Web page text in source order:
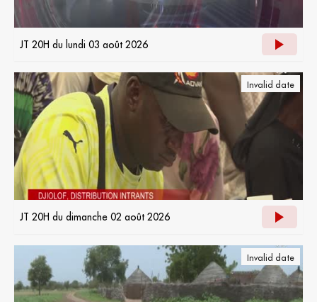
JT 20H du lundi 03 août 2026
Invalid date
JT 20H du dimanche 02 août 2026
Invalid date